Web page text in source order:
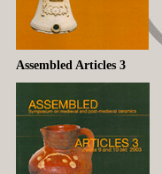
Assembled Articles 3